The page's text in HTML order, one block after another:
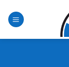
conținut